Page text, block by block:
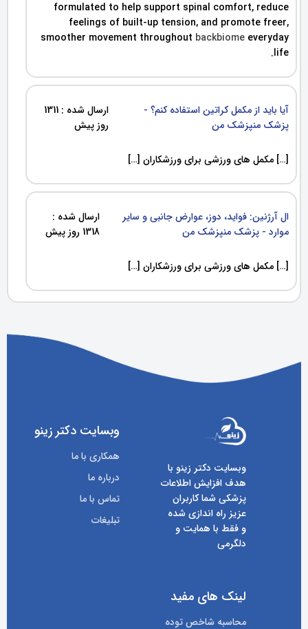
formulated to help support spinal comfort, reduce
feelings of built-up tension, and promote freer,
smoother movement throughout backbiome everyday
life.
آیا باید از مکمل کراتین استفاده کنم؟ -
پزشک منپزشک من
ارسال شده : 1311
روز پیش
[…] مکمل های ورزشی برای ورزشکاران […]
ال آرژنین: فواید، دوز، عوارض جانبی و سایر
موارد - پزشک منپزشک من
ارسال شده :
1318 روز پیش
[…] مکمل های ورزشی برای ورزشکاران […]
وبسایت دکتر زینو با
هدف افزایش اطلاعات
پزشکی شما کاربران
عزیز راه اندازی شده
و فقط با همایت و
دلگرمی
وبسایت دکتر زینو
همکاری با ما
درباره ما
تماس با ما
تبلیغات
لینک های مفید
محاسبه شاخص توده